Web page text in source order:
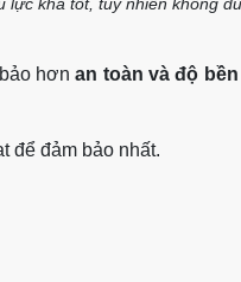
hơnan toàn và độ
để đảm bảo nhất.